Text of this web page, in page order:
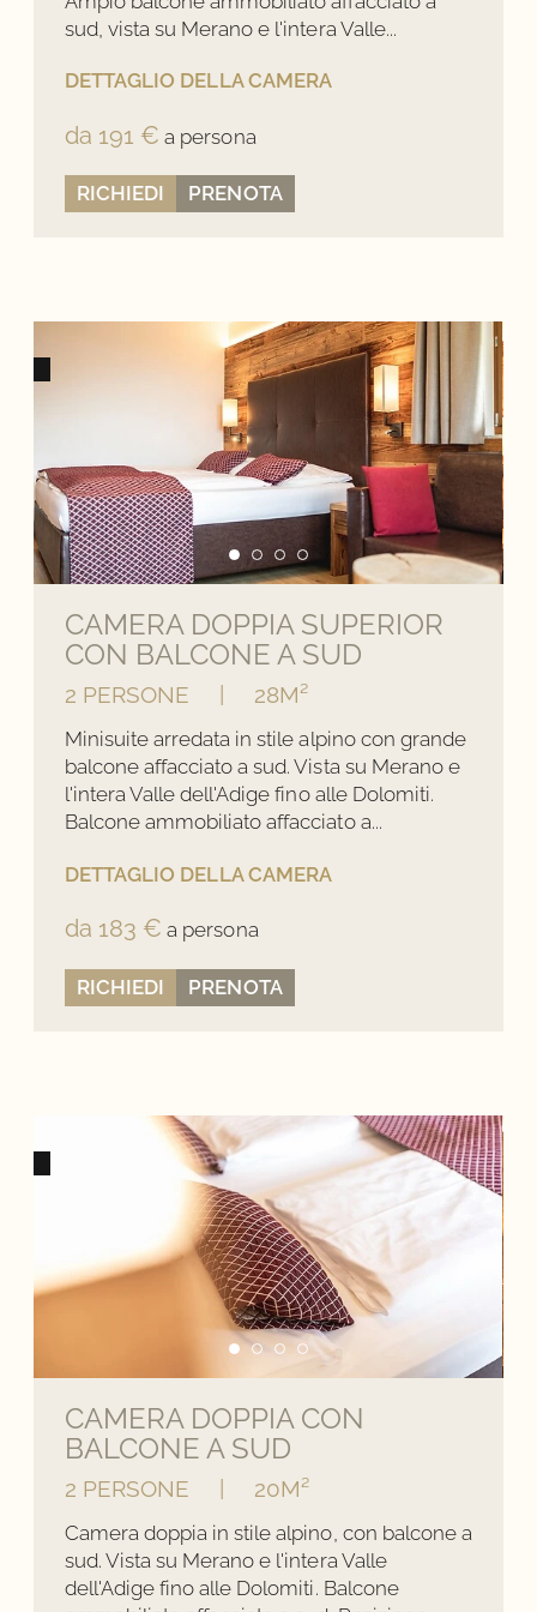
sud, vista su Merano e l'intera Valle...
DETTAGLIO DELLA CAMERA
da 191 € a persona
RICHIEDI PRENOTA
CAMERA DOPPIA SUPERIOR
CON BALCONE A SUD
2 PERSONE 28M²
Minisuite arredata in stile alpino con grande
balcone affacciato a sud. Vista su Merano e
l'intera Valle dell'Adige fino alle Dolomiti.
Balcone ammobiliato affacciato a...
DETTAGLIO DELLA CAMERA
da 183 € a persona
RICHIEDI PRENOTA
CAMERA DOPPIA CON
BALCONE A SUD
2 PERSONE 20M²
Camera doppia in stile alpino, con balcone a
sud. Vista su Merano e l'intera Valle
dell'Adige fino alle Dolomiti. Balcone